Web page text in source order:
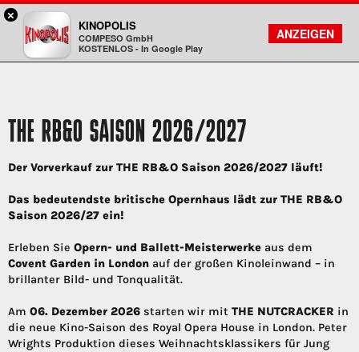
Kinopolis
FILMSUCHE
KONTO
THE RB&O SAISON 2026/2027
Der Vorverkauf zur THE RB&O Saison 2026/2027 läuft!
Das bedeutendste britische Opernhaus lädt zur THE RB&O
Saison 2026/27 ein!
Erleben Sie Opern- und Ballett-Meisterwerke aus dem
Covent Garden in London auf der großen Kinoleinwand – in
brillanter Bild- und Tonqualität.
Am 06. Dezember 2026 starten wir mit THE NUTCRACKER in
die neue Kino-Saison des Royal Opera House in London. Peter
Wrights Produktion dieses Weihnachtsklassikers für Jung
×
KINOPOLIS
COMPESO GmbH
KOSTENLOS - In Google Play
ANZEIGEN